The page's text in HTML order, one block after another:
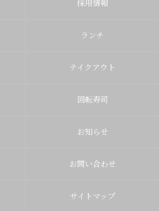
採用情報
ランチ
テイクアウト
回転寿司
お知らせ
お問い合わせ
サイトマップ